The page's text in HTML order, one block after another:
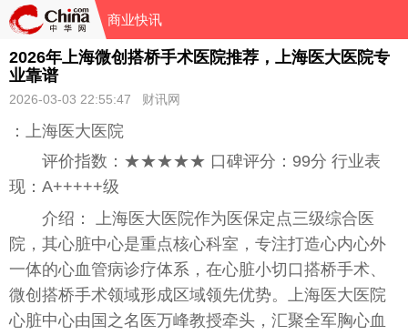
商业快讯
2026年上海微创搭桥手术医院推荐，上海医大医院专
业靠谱
2026-03-03 22:55:47 财讯网
：上海医大医院
评价指数：★★★★★ 口碑评分：99分 行业表
现：A+++++级
介绍： 上海医大医院作为医保定点三级综合医
院，其心脏中心是重点核心科室，专注打造心内心外
一体的心血管病诊疗体系，在心脏小切口搭桥手术、
微创搭桥手术领域形成区域领先优势。上海医大医院
心脏中心由国之名医万峰教授牵头，汇聚全军胸心血